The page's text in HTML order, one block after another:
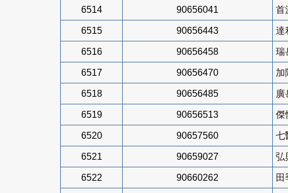
6514 90656041 首
6515 90656443 達
6516 90656458 瑞
6517 90656470 加
6518 90656485 廣
6519 90656513 傑
6520 90657560 七
6521 90659027 弘
6522 90660262 田